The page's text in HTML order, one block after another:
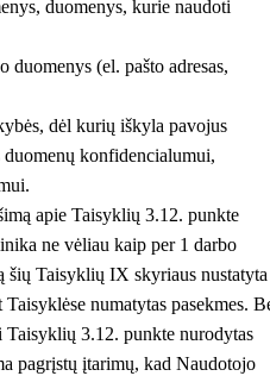
duomenys, kurie naudoti
duomenys (el. pašto adresas,
dėl kurių iškyla pavojus
konfidencialumui,
apie Taisyklių 3.12. punkte
ne vėliau kaip per 1 darbo
šių Taisyklių IX skyriaus nustatyta
numatytas pasekmes.
3.12. punkte nurodytas
pagrįstų įtarimų, kad Naudotojo